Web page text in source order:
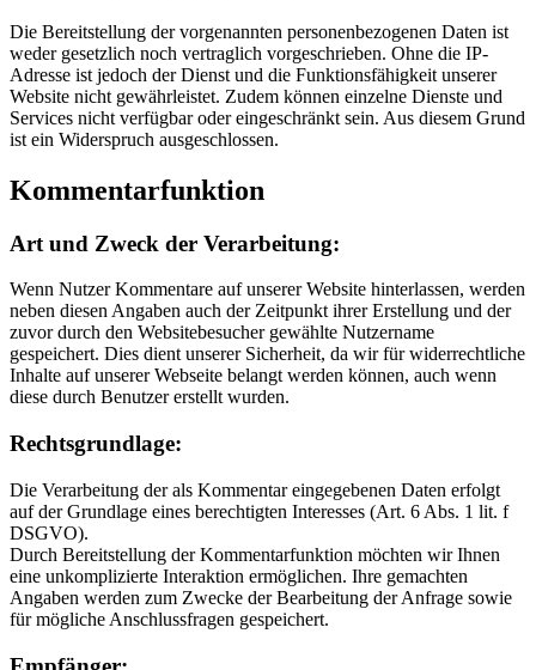
Die Bereitstellung der vorgenannten personenbezogenen Daten ist
weder gesetzlich noch vertraglich vorgeschrieben. Ohne die IP-
Adresse ist jedoch der Dienst und die Funktionsfähigkeit unserer
Website nicht gewährleistet. Zudem können einzelne Dienste und
Services nicht verfügbar oder eingeschränkt sein. Aus diesem Grund
ist ein Widerspruch ausgeschlossen.
Kommentarfunktion
Art und Zweck der Verarbeitung:
Wenn Nutzer Kommentare auf unserer Website hinterlassen, werden
neben diesen Angaben auch der Zeitpunkt ihrer Erstellung und der
zuvor durch den Websitebesucher gewählte Nutzername
gespeichert. Dies dient unserer Sicherheit, da wir für widerrechtliche
Inhalte auf unserer Webseite belangt werden können, auch wenn
diese durch Benutzer erstellt wurden.
Rechtsgrundlage:
Die Verarbeitung der als Kommentar eingegebenen Daten erfolgt
auf der Grundlage eines berechtigten Interesses (Art. 6 Abs. 1 lit. f
DSGVO).
Durch Bereitstellung der Kommentarfunktion möchten wir Ihnen
eine unkomplizierte Interaktion ermöglichen. Ihre gemachten
Angaben werden zum Zwecke der Bearbeitung der Anfrage sowie
für mögliche Anschlussfragen gespeichert.